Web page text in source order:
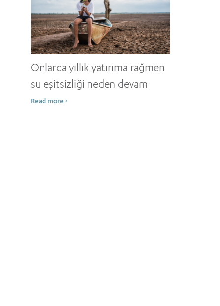
Onlarca yıllık yatırıma rağmen
su eşitsizliği neden devam
ediyor?
Read more >